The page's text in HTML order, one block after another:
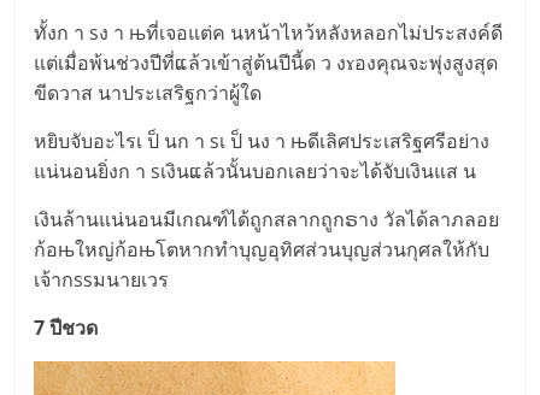
ทั้งก า sง า њที่เจอแต่ค นหน้าไหว้หลังหลอกไม่ประสงค์ดี
แต่เมื่อพ้นช่วงปีที่ແล้วเข้าสู่ต้นปีนี้ด ว งɤองคุณจะพุ่งสูงสุด
ขีดวาส นาประเสริฐกว่าผู้ใด
หยิบจับอะไรเ ป็ นก า sเ ป็ นง า њดีเลิศประเสริฐศรีอย่าง
แน่นอนยิ่งก า sเงินແล้วนั้นบอกเลยว่าจะได้จับเงินแส น
เงินล้านแน่นอนมีเกณฑ์ได้ถูกสลากถูกຣาง วัลได้ลาภลอย
ก้อњใหญ่ก้อњโตหากทำบุญอุทิศส่วนบุญส่วนกุศลให้กับ
เจ้ากssมนายเวร
7 ปีชวด